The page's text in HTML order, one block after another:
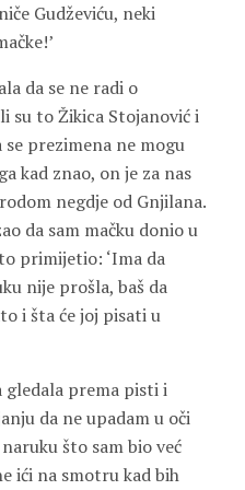
Gudževiću, neki
da se ne radi o
su toŽikica Stojanovići
se prezimena ne mogu
kad znao, on je za nas
negdje od Gnjilana.
da sam mačku donio u
primijetio: ‘Ima da
nije prošla, baš da
i šta će joj pisati u
gledala prema pisti i
da ne upadam u oči
što sam bio već
ići na smotru kad bih